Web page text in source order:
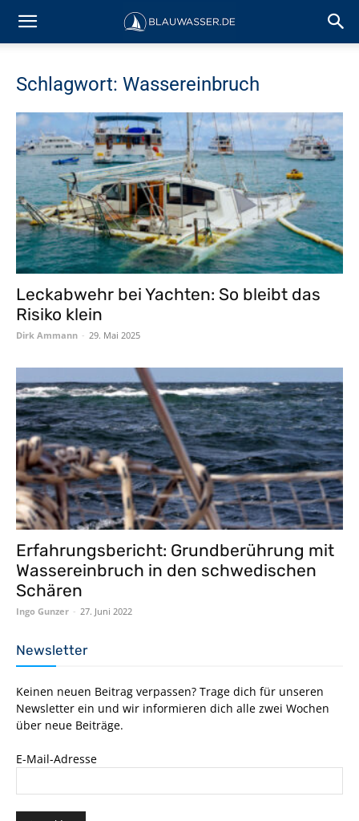
Schlagwort: Wassereinbruch
Leckabwehr bei Yachten: So bleibt das
Risiko klein
Dirk Ammann - 29. Mai 2025
Erfahrungsbericht: Grundberührung mit
Wassereinbruch in den schwedischen
Schären
Ingo Gunzer - 27. Juni 2022
Newsletter
Keinen neuen Beitrag verpassen? Trage dich für unseren
Newsletter ein und wir informieren dich alle zwei Wochen
über neue Beiträge.
E-Mail-Adresse